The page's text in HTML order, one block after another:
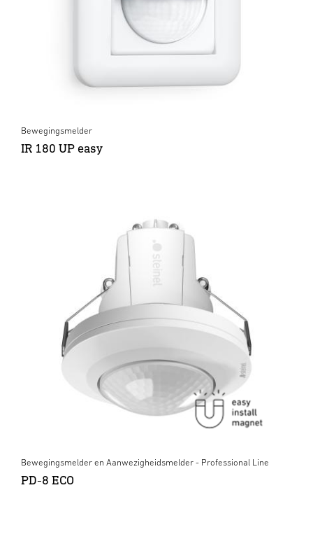
Bewegingsmelder
IR 180 UP easy
Bewegingsmelder en Aanwezigheidsmelder - Professional Line
PD-8 ECO